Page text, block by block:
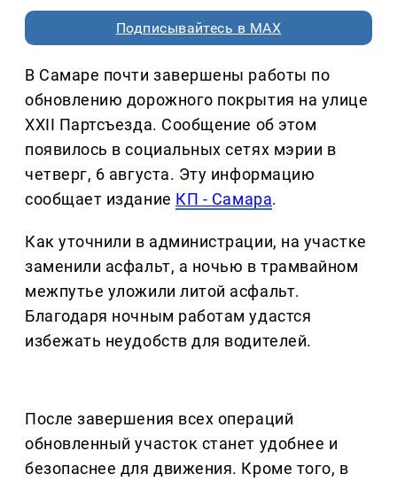
Подписывайтесь в MAX
В Самаре почти завершены работы по
обновлению дорожного покрытия на улице
XXII Партсъезда. Сообщение об этом
появилось в социальных сетях мэрии в
четверг, 6 августа. Эту информацию
сообщает издание КП - Самара.
Как уточнили в администрации, на участке
заменили асфальт, а ночью в трамвайном
межпутье уложили литой асфальт.
Благодаря ночным работам удастся
избежать неудобств для водителей.
После завершения всех операций
обновленный участок станет удобнее и
безопаснее для движения. Кроме того, в